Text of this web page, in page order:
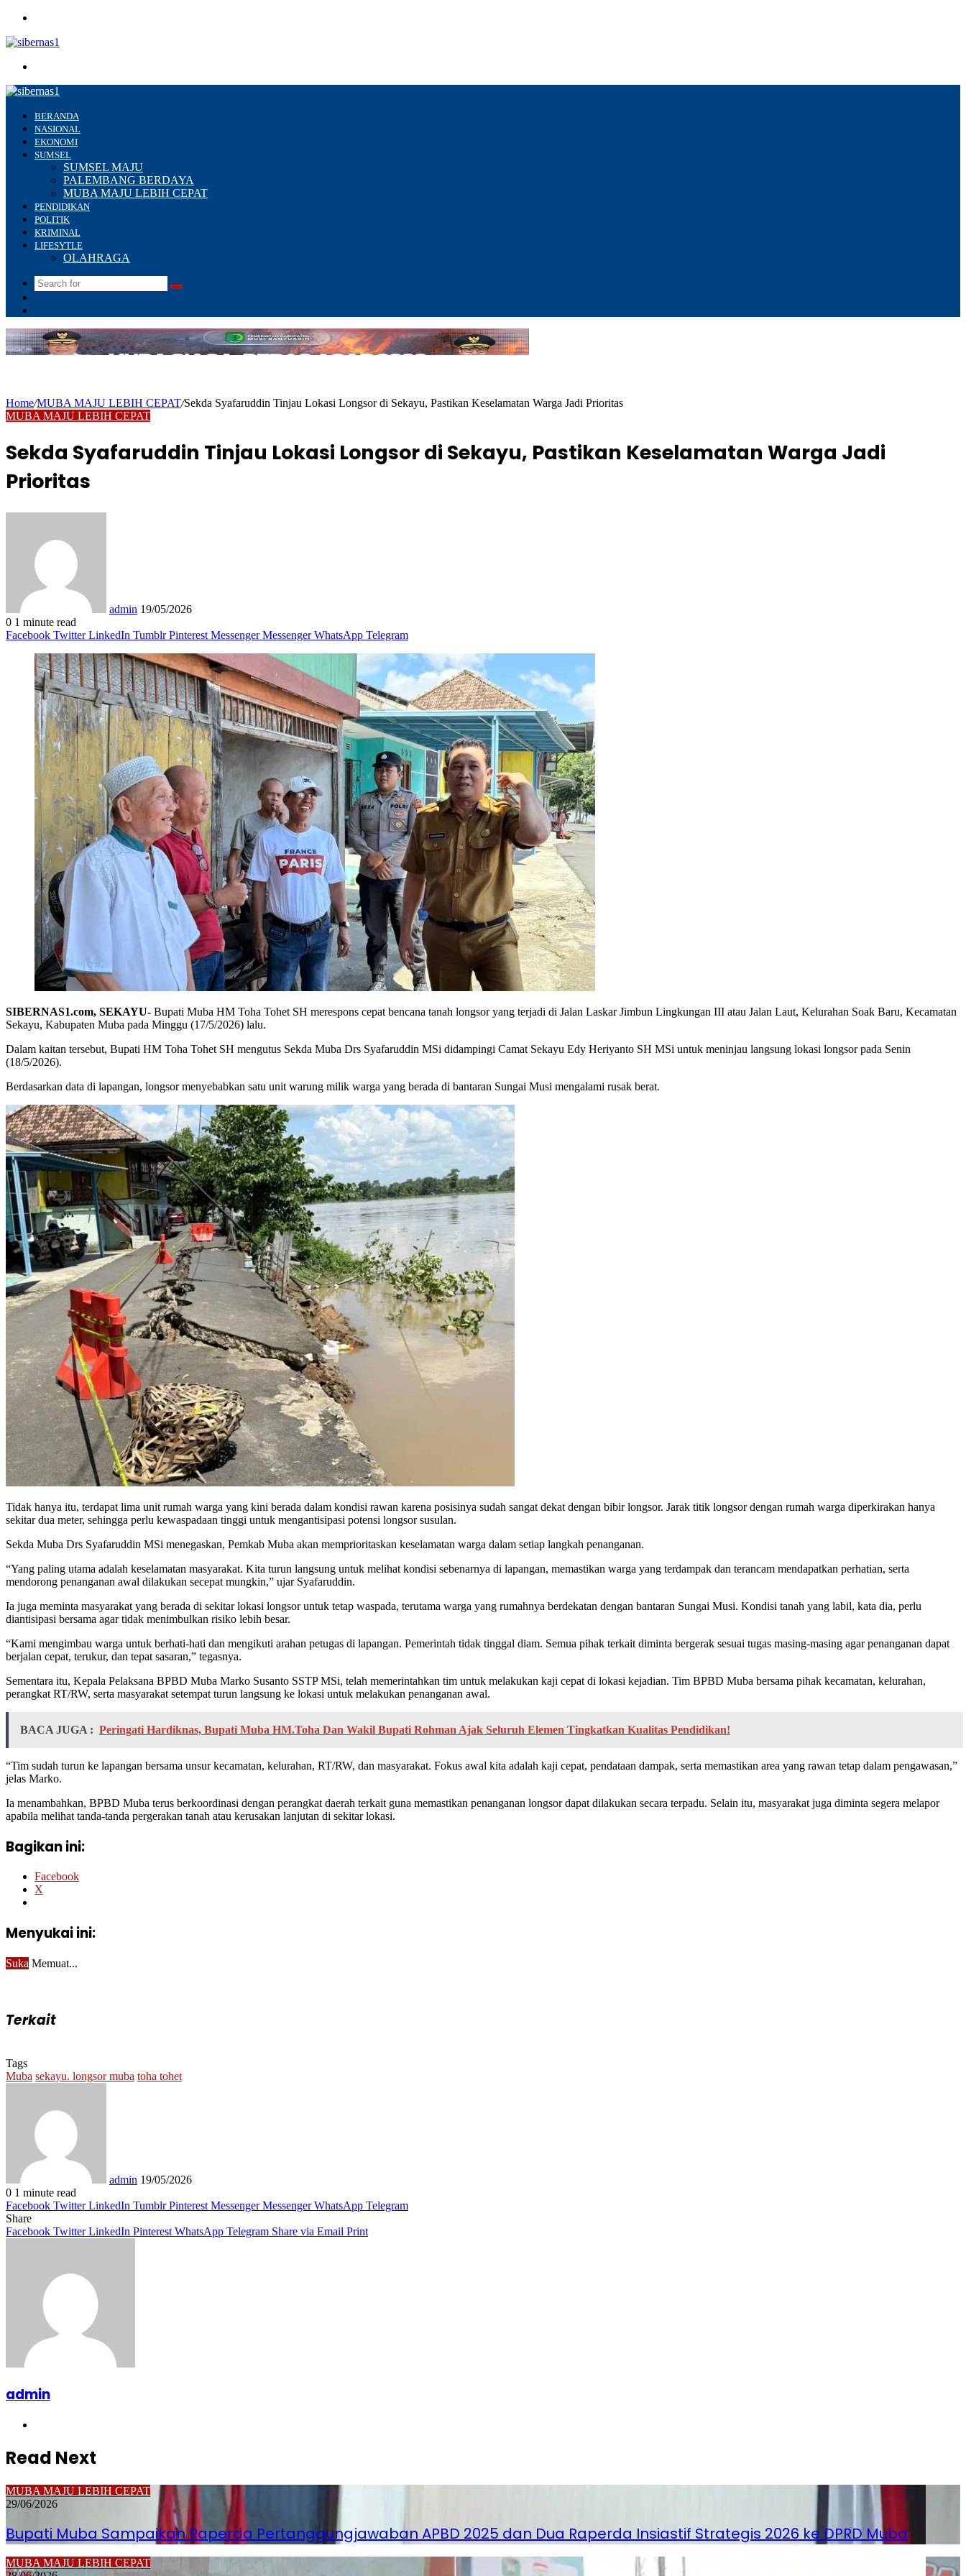
BERANDA
NASIONAL
EKONOMI
SUMSEL
SUMSEL MAJU
PALEMBANG BERDAYA
MUBA MAJU LEBIH CEPAT
PENDIDIKAN
POLITIK
KRIMINAL
LIFESYTLE
OLAHRAGA
Search
Home/MUBA MAJU LEBIH CEPAT/Sekda Syafaruddin Tinjau Lokasi Longsor di Sekayu, Pastikan Keselamatan Warga Jadi Prioritas
MUBA MAJU LEBIH CEPAT
Sekda Syafaruddin Tinjau Lokasi Longsor di Sekayu, Pastikan Keselamatan Warga Jadi
Prioritas
admin 19/05/2026
0 1 minute read
Facebook Twitter LinkedIn Tumblr Pinterest Messenger Messenger WhatsApp Telegram
SIBERNAS1.com, SEKAYU- Bupati Muba HM Toha Tohet SH merespons cepat bencana tanah longsor yang terjadi di Jalan Laskar Jimbun Lingkungan III atau Jalan Laut, Kelurahan Soak Baru, Kecamatan
Sekayu, Kabupaten Muba pada Minggu (17/5/2026) lalu.
Dalam kaitan tersebut, Bupati HM Toha Tohet SH mengutus Sekda Muba Drs Syafaruddin MSi didampingi Camat Sekayu Edy Heriyanto SH MSi untuk meninjau langsung lokasi longsor pada Senin
(18/5/2026).
Berdasarkan data di lapangan, longsor menyebabkan satu unit warung milik warga yang berada di bantaran Sungai Musi mengalami rusak berat.
Tidak hanya itu, terdapat lima unit rumah warga yang kini berada dalam kondisi rawan karena posisinya sudah sangat dekat dengan bibir longsor. Jarak titik longsor dengan rumah warga diperkirakan hanya
sekitar dua meter, sehingga perlu kewaspadaan tinggi untuk mengantisipasi potensi longsor susulan.
Sekda Muba Drs Syafaruddin MSi menegaskan, Pemkab Muba akan memprioritaskan keselamatan warga dalam setiap langkah penanganan.
“Yang paling utama adalah keselamatan masyarakat. Kita turun langsung untuk melihat kondisi sebenarnya di lapangan, memastikan warga yang terdampak dan terancam mendapatkan perhatian, serta
mendorong penanganan awal dilakukan secepat mungkin,” ujar Syafaruddin.
Ia juga meminta masyarakat yang berada di sekitar lokasi longsor untuk tetap waspada, terutama warga yang rumahnya berdekatan dengan bantaran Sungai Musi. Kondisi tanah yang labil, kata dia, perlu
diantisipasi bersama agar tidak menimbulkan risiko lebih besar.
“Kami mengimbau warga untuk berhati-hati dan mengikuti arahan petugas di lapangan. Pemerintah tidak tinggal diam. Semua pihak terkait diminta bergerak sesuai tugas masing-masing agar penanganan dapat
berjalan cepat, terukur, dan tepat sasaran,” tegasnya.
Sementara itu, Kepala Pelaksana BPBD Muba Marko Susanto SSTP MSi, telah memerintahkan tim untuk melakukan kaji cepat di lokasi kejadian. Tim BPBD Muba bersama pihak kecamatan, kelurahan,
perangkat RT/RW, serta masyarakat setempat turun langsung ke lokasi untuk melakukan penanganan awal.
BACA JUGA : Peringati Hardiknas, Bupati Muba HM.Toha Dan Wakil Bupati Rohman Ajak Seluruh Elemen Tingkatkan Kualitas Pendidikan!
“Tim sudah turun ke lapangan bersama unsur kecamatan, kelurahan, RT/RW, dan masyarakat. Fokus awal kita adalah kaji cepat, pendataan dampak, serta memastikan area yang rawan tetap dalam pengawasan,”
jelas Marko.
Ia menambahkan, BPBD Muba terus berkoordinasi dengan perangkat daerah terkait guna memastikan penanganan longsor dapat dilakukan secara terpadu. Selain itu, masyarakat juga diminta segera melapor
apabila melihat tanda-tanda pergerakan tanah atau kerusakan lanjutan di sekitar lokasi.
Bagikan ini:
Facebook
X
Menyukai ini:
Suka Memuat...
Terkait
Tags
Muba sekayu. longsor muba toha tohet
admin 19/05/2026
0 1 minute read
Facebook Twitter LinkedIn Tumblr Pinterest Messenger Messenger WhatsApp Telegram
Share
Facebook Twitter LinkedIn Pinterest WhatsApp Telegram Share via Email Print
admin
Read Next
MUBA MAJU LEBIH CEPAT
29/06/2026
Bupati Muba Sampaikan Raperda Pertanggungjawaban APBD 2025 dan Dua Raperda Insiastif Strategis 2026 ke DPRD Muba
MUBA MAJU LEBIH CEPAT